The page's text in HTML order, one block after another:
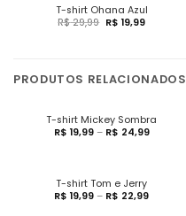
T-shirt Ohana Azul
R$29,99 R$ 19,99
PRODUTOS RELACIONADOS
T-shirt Mickey Sombra
R$ 19,99– R$ 24,99
T-shirt Tom e Jerry
R$ 19,99 – R$ 22,99